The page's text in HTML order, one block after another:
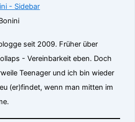
seit 2009. Früher über
- Vereinbarkeit eben. Doch
Teenager und ich bin wieder
(er)findet, wenn man mitten im